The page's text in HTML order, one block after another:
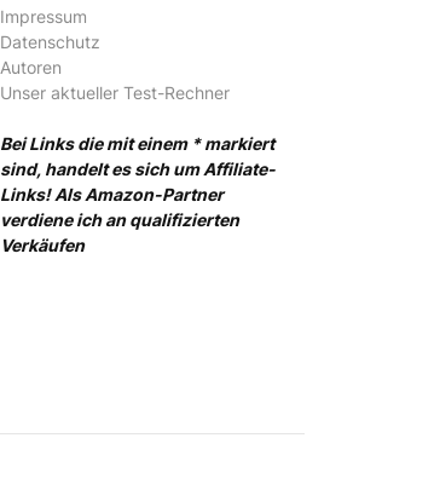
Impressum
Datenschutz
Autoren
Unser aktueller Test-Rechner
Bei Links die mit einem * markiert
sind, handelt es sich um Affiliate-
Links! Als Amazon-Partner
verdiene ich an qualifizierten
Verkäufen